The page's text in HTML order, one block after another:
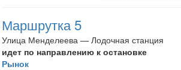
Маршрутка 5
Улица Менделеева — Лодочная станция
идет по направлению к остановке
Рынок